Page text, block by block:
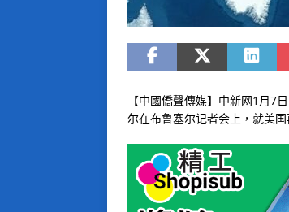
【中國僑聲傳媒】中新网1月7
尔在布鲁塞尔记者会上，就美